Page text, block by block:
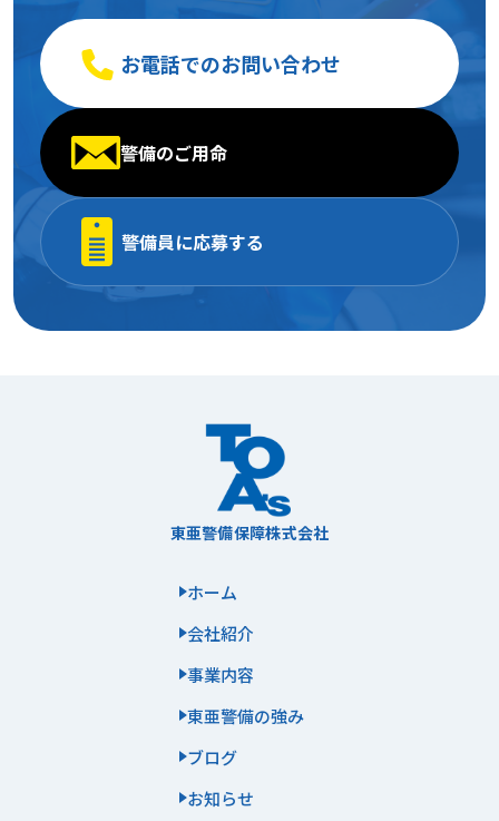
お電話でのお問い合わせ
警備のご用命
警備員に応募する
東亜警備保障株式会社
ホーム
会社紹介
事業内容
東亜警備の強み
ブログ
お知らせ